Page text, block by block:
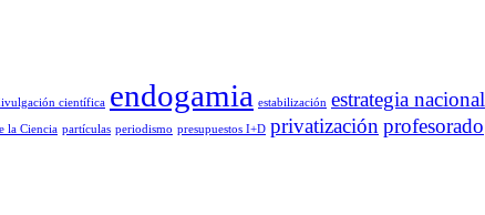
científica endogamia estabilización estrategia nacional
la Ciencia partículas periodismo presupuestos I+D privatización profesorado